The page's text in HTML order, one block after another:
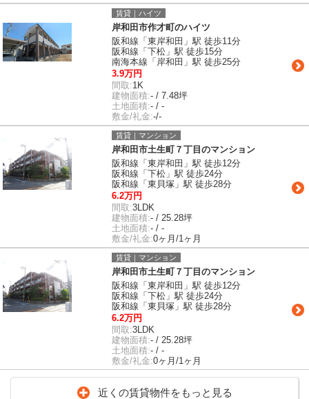
賃貸｜ハイツ
岸和田市作才町のハイツ
阪和線「東岸和田」駅 徒歩11分
阪和線「下松」駅 徒歩15分
南海本線「岸和田」駅 徒歩25分
3.9万円
間取:1K
建物面積:- / 7.48坪
土地面積:- / -
敷金/礼金:-/-
賃貸｜マンション
岸和田市土生町７丁目のマンション
阪和線「東岸和田」駅 徒歩12分
阪和線「下松」駅 徒歩24分
阪和線「東貝塚」駅 徒歩28分
6.2万円
間取:3LDK
建物面積:- / 25.28坪
土地面積:- / -
敷金/礼金:0ヶ月/1ヶ月
賃貸｜マンション
岸和田市土生町７丁目のマンション
阪和線「東岸和田」駅 徒歩12分
阪和線「下松」駅 徒歩24分
阪和線「東貝塚」駅 徒歩28分
6.2万円
間取:3LDK
建物面積:- / 25.28坪
土地面積:- / -
敷金/礼金:0ヶ月/1ヶ月
近くの賃貸物件をもっと見る